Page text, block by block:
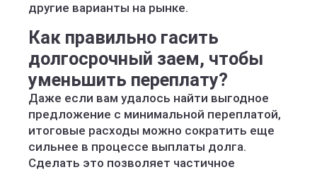
другие варианты на рынке.
Как правильно гасить
долгосрочный заем, чтобы
уменьшить переплату?
Даже если вам удалось найти выгодное
предложение с минимальной переплатой,
итоговые расходы можно сократить еще
сильнее в процессе выплаты долга.
Сделать это позволяет частичное